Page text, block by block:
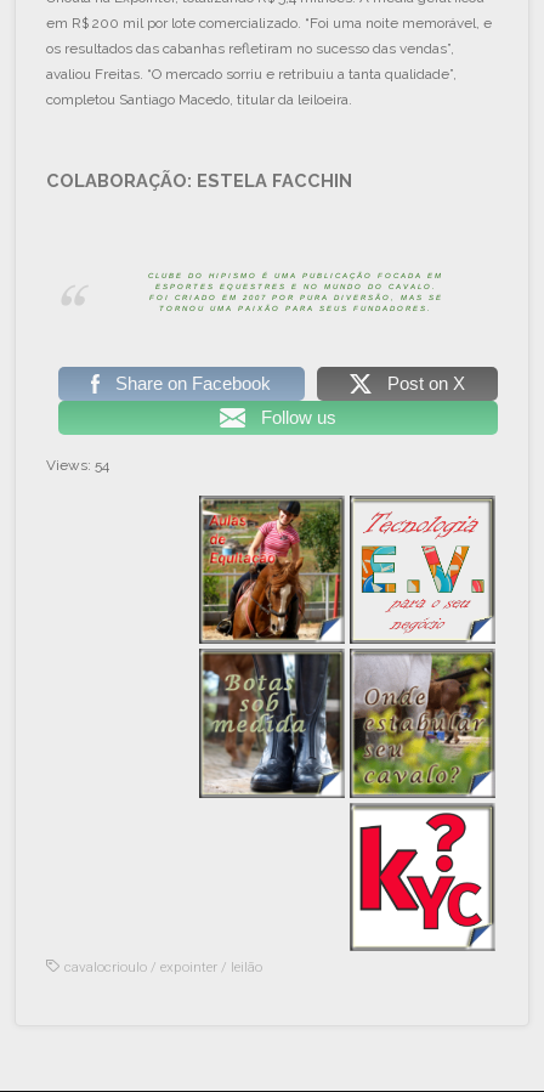
em R$ 200 mil por lote comercializado. “Foi uma noite memorável, e
os resultados das cabanhas refletiram no sucesso das vendas”,
avaliou Freitas. “O mercado sorriu e retribuiu a tanta qualidade”,
completou Santiago Macedo, titular da leiloeira.
COLABORAÇÃO: ESTELA FACCHIN
CLUBE DO HIPISMO É UMA PUBLICAÇÃO FOCADA EM
ESPORTES EQUESTRES E NO MUNDO DO CAVALO.
FOI CRIADO EM 2007 POR PURA DIVERSÃO, MAS SE
TORNOU UMA PAIXÃO PARA SEUS FUNDADORES.
Share on Facebook
Post on X
Follow us
Views: 54
cavalocrioulo/ expointer/ leilão